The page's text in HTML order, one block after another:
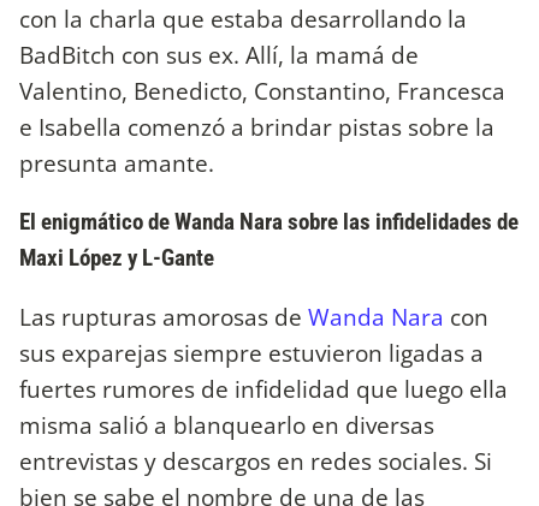
con la charla que estaba desarrollando la
BadBitch con sus ex. Allí, la mamá de
Valentino, Benedicto, Constantino, Francesca
e Isabella comenzó a brindar pistas sobre la
presunta amante.
El enigmático de Wanda Nara sobre las infidelidades de
Maxi López y L-Gante
Las rupturas amorosas de Wanda Nara con
sus exparejas siempre estuvieron ligadas a
fuertes rumores de infidelidad que luego ella
misma salió a blanquearlo en diversas
entrevistas y descargos en redes sociales. Si
bien se sabe el nombre de una de las